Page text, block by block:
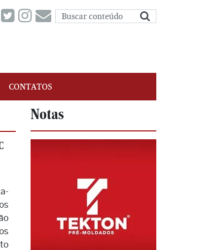
CONTATOS
Notas